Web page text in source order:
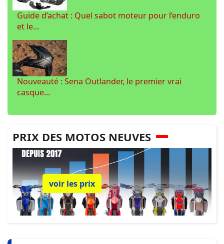
Guide d’achat : Quel sabot moteur pour l’enduro
et le...
Nouveauté : Sena Outlander, le premier vrai
casque...
PRIX DES MOTOS NEUVES
voir les prix